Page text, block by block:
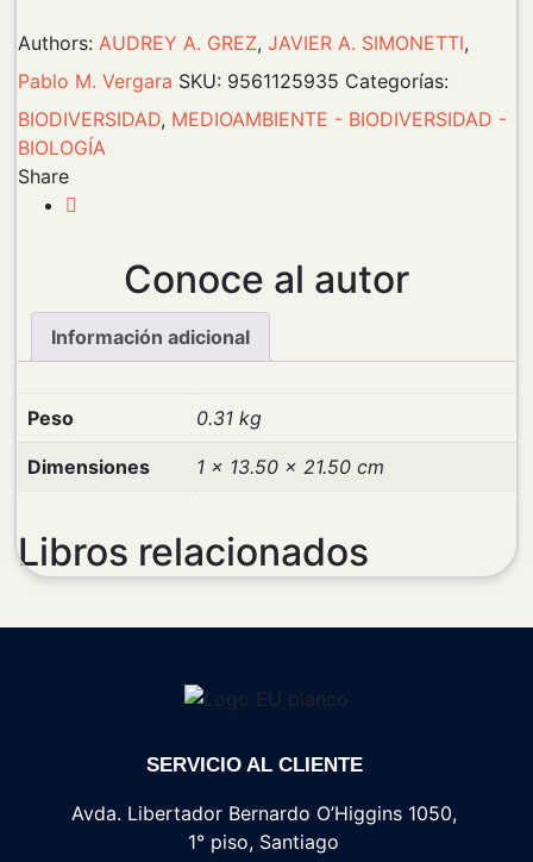
Authors: AUDREY A. GREZ, JAVIER A. SIMONETTI,
Pablo M. Vergara SKU: 9561125935 Categorías:
BIODIVERSIDAD, MEDIOAMBIENTE - BIODIVERSIDAD -
BIOLOGÍA
Share
Conoce al autor
Información adicional
Peso 0.31 kg
Dimensiones 1 × 13.50 × 21.50 cm
Libros relacionados
SERVICIO AL CLIENTE
Avda. Libertador Bernardo O’Higgins 1050,
1° piso, Santiago